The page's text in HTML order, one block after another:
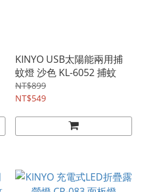
KINYO USB太陽能兩用捕
蚊燈 沙色 KL-6052 捕蚊
NT$899
NT$549